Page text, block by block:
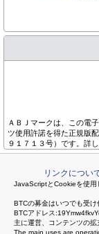
ＡＢＪマークは、この電
ツ使用許諾を得た正規版
９１７１３号）です。詳
リンクについ
JavaScriptとCookieを使用
BTCの募金はいつでも受
BTCアドレス
主に運営、コンテンツの拡
The main uses are